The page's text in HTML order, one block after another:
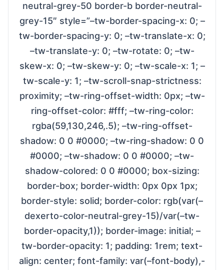
neutral-grey-50 border-b border-neutral-
grey-15″ style=”–tw-border-spacing-x: 0; –
tw-border-spacing-y: 0; –tw-translate-x: 0;
–tw-translate-y: 0; –tw-rotate: 0; –tw-
skew-x: 0; –tw-skew-y: 0; –tw-scale-x: 1; –
tw-scale-y: 1; –tw-scroll-snap-strictness:
proximity; –tw-ring-offset-width: 0px; –tw-
ring-offset-color: #fff; –tw-ring-color:
rgba(59,130,246,.5); –tw-ring-offset-
shadow: 0 0 #0000; –tw-ring-shadow: 0 0
#0000; –tw-shadow: 0 0 #0000; –tw-
shadow-colored: 0 0 #0000; box-sizing:
border-box; border-width: 0px 0px 1px;
border-style: solid; border-color: rgb(var(–
dexerto-color-neutral-grey-15)/var(–tw-
border-opacity,1)); border-image: initial; –
tw-border-opacity: 1; padding: 1rem; text-
align: center; font-family: var(–font-body),-